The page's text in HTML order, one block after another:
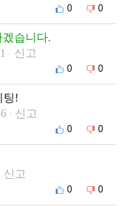
0 0
습니다.
신고
0 0
팅!
신고
0 0
신고
0 0